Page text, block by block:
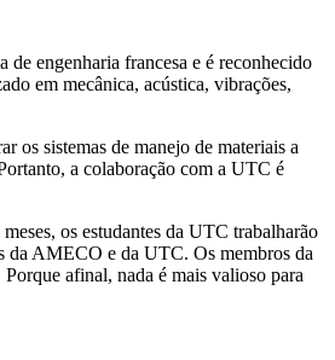
engenharia francesa e é reconhecido
em mecânica, acústica, vibrações,
os sistemas de manejo de materiais a
a colaboração com a UTC é
os estudantes da UTC trabalharão
da AMECO e da UTC. Os membros da
afinal, nada é mais valioso para